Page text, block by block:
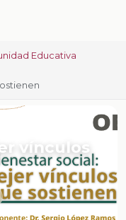
Educativa
vínculos